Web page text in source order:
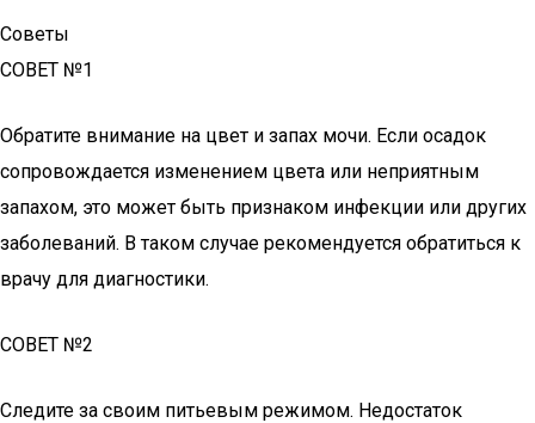
Советы
СОВЕТ №1
Обратите внимание на цвет и запах мочи. Если осадок
сопровождается изменением цвета или неприятным
запахом, это может быть признаком инфекции или других
заболеваний. В таком случае рекомендуется обратиться к
врачу для диагностики.
СОВЕТ №2
Следите за своим питьевым режимом. Недостаток